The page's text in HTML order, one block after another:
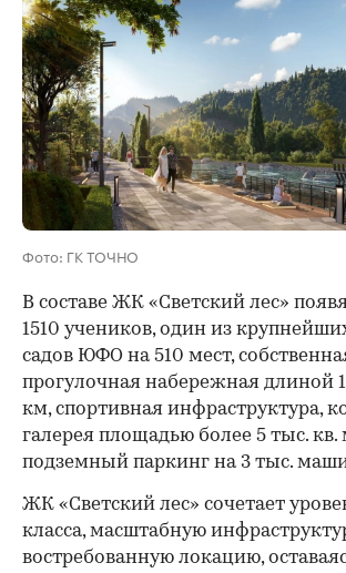
Фото: ГК ТОЧНО
00:00
В составе ЖК «Светский лес»
1510 учеников, один из
садов ЮФО на 510 мест,
прогулочная набережная длиной
км, спортивная инфраструктура,
галерея площадью более 5 тыс. кв.
подземный паркинг на 3 тыс.
ЖК «Светский лес» сочетает
класса, масштабную
востребованную локацию,